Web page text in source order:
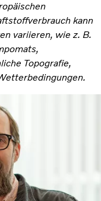
kann
variieren, wie z. B.
Topografie,